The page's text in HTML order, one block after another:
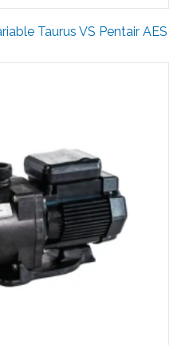
Taurus VS Pentair AES